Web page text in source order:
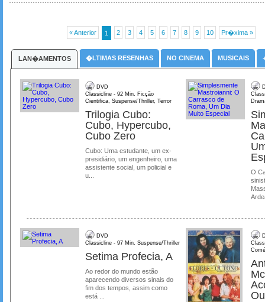
« Anterior 1 2 3 4 5 6 7 8 9 10 Pr�xima »
LAN�AMENTOS �LTIMAS RESENHAS NO CINEMA MUSICAIS
DVD
Classicline - 92 Min. Ficção
Cientifica, Suspense/Thriller, Terror
Trilogia Cubo:
Cubo, Hypercubo,
Cubo Zero
Cubo: Uma estudante, um ex-
presidiário, um engenheiro, uma
assistente social, um policial e
u...
O
DVD
Classicline - 97 Min. Suspense/Thriller
Setima Profecia, A
Ao redor do mundo estão
aparecendo diversos sinais do
fim dos tempos, assim como
está ...